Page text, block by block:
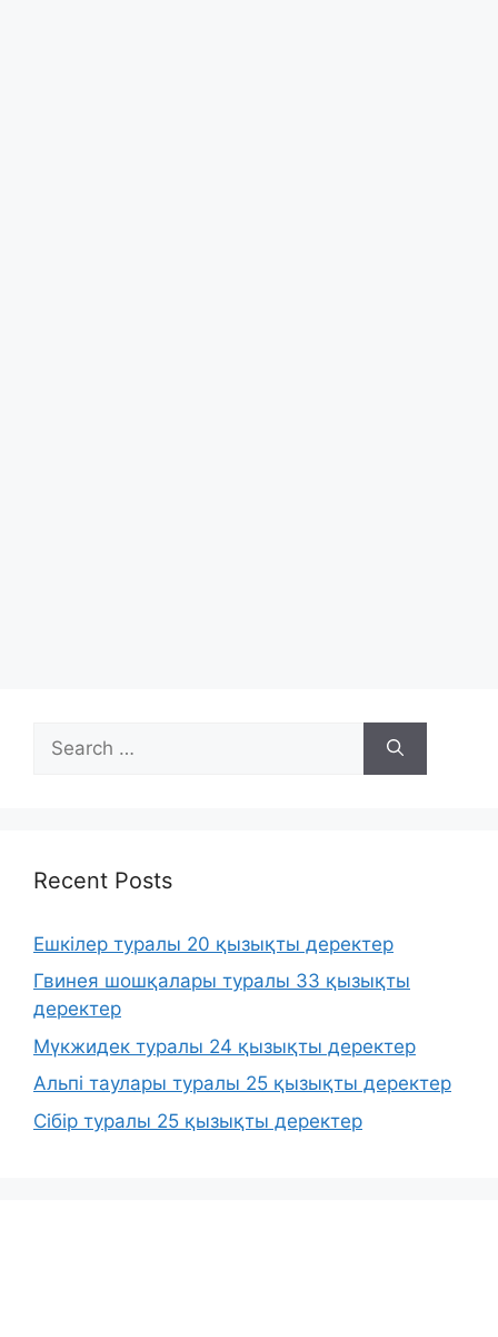
for:
Recent Posts
Ешкілер туралы 20 қызықты деректер
Гвинея шошқалары туралы 33 қызықты
деректер
Мүкжидек туралы 24 қызықты деректер
Альпі таулары туралы 25 қызықты деректер
Сібір туралы 25 қызықты деректер